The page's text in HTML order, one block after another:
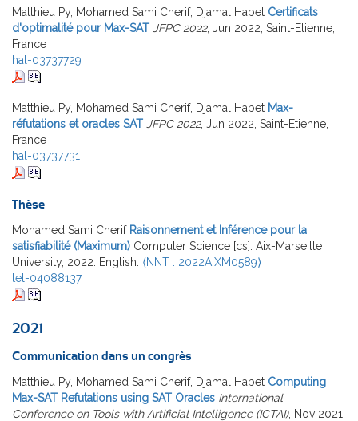
Matthieu Py, Mohamed Sami Cherif, Djamal Habet Certificats
d'optimalité pour Max-SAT JFPC 2022, Jun 2022, Saint-Etienne,
France
hal-03737729
Matthieu Py, Mohamed Sami Cherif, Djamal Habet Max-
réfutations et oracles SAT JFPC 2022, Jun 2022, Saint-Etienne,
France
hal-03737731
Thèse
Mohamed Sami Cherif Raisonnement et Inférence pour la
satisfiabilité (Maximum) Computer Science [cs]. Aix-Marseille
University, 2022. English. ⟨NNT : 2022AIXM0589⟩
tel-04088137
2021
Communication dans un congrès
Matthieu Py, Mohamed Sami Cherif, Djamal Habet Computing
Max-SAT Refutations using SAT Oracles International
Conference on Tools with Artificial Intelligence (ICTAI), Nov 2021,